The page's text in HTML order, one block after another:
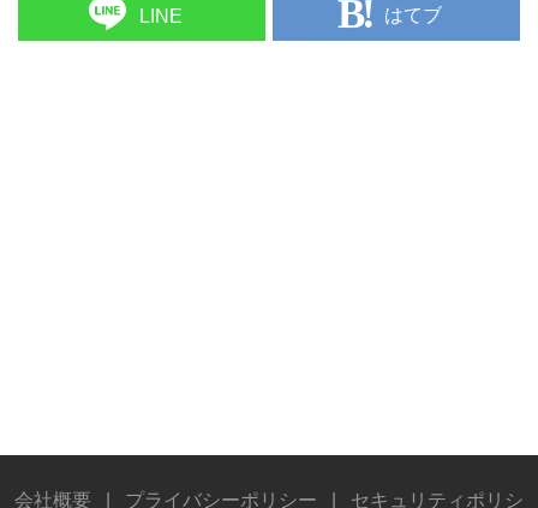
LINE はてブ
会社概要 プライバシーポリシー セキュリティポリシ